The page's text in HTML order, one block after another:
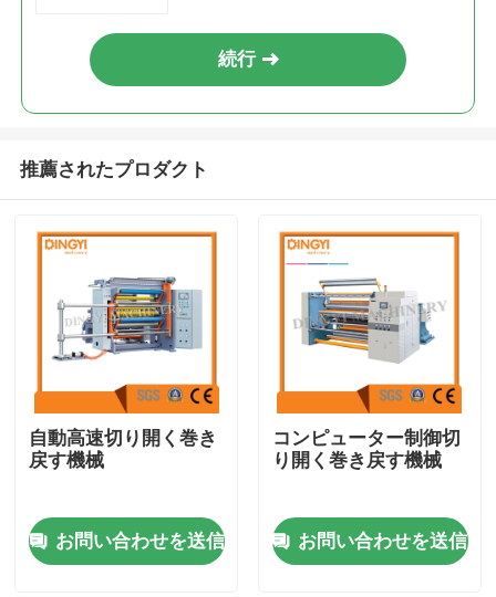
続行
推薦されたプロダクト
自動高速切り開く巻き
戻す機械
お問い合わせを送信
コンピューター制御切
り開く巻き戻す機械
お問い合わせを送信